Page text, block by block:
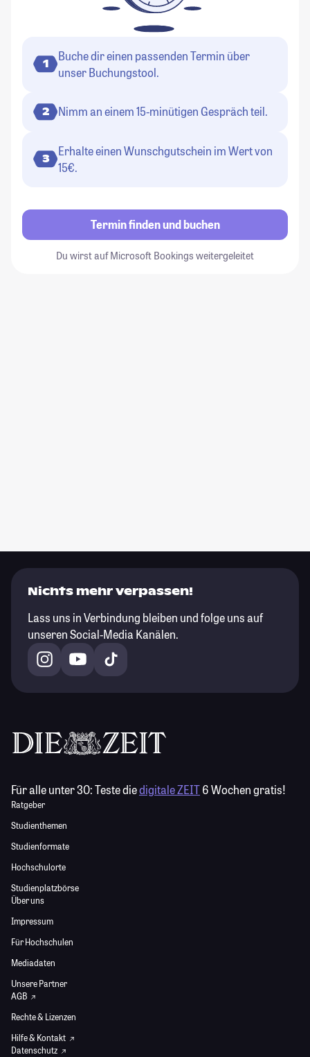
1
Buche dir einen passenden Termin über
unser Buchungstool.
2 Nimm an einem 15-minütigen Gespräch teil.
3
Erhalte einen Wunschgutschein im Wert von
15€.
Termin finden und buchen
Du wirst auf Microsoft Bookings weitergeleitet
Nichts mehr verpassen!
Lass uns in Verbindung bleiben und folge uns auf
unseren Social-Media Kanälen.
Für alle unter 30:Teste diedigitale ZEIT6 Wochen gratis!
Ratgeber
Studienthemen
Studienformate
Hochschulorte
Studienplatzbörse
Über uns
Impressum
Für Hochschulen
Mediadaten
Unsere Partner
AGB
Rechte & Lizenzen
Hilfe & Kontakt
Datenschutz